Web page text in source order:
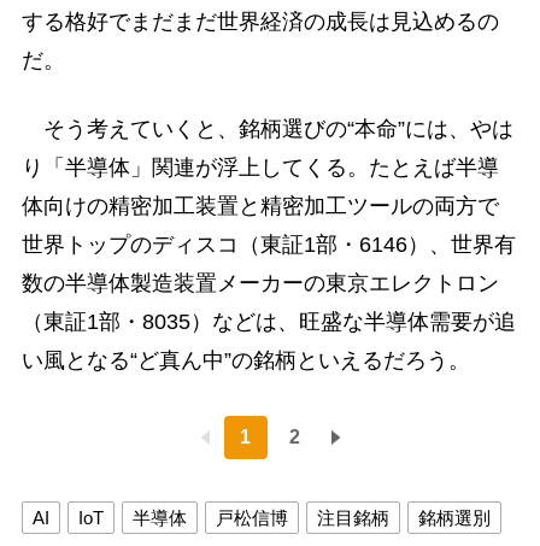
する格好でまだまだ世界経済の成長は見込めるの
だ。
そう考えていくと、銘柄選びの“本命”には、やは
り「半導体」関連が浮上してくる。たとえば半導
体向けの精密加工装置と精密加工ツールの両方で
世界トップのディスコ（東証1部・6146）、世界有
数の半導体製造装置メーカーの東京エレクトロン
（東証1部・8035）などは、旺盛な半導体需要が追
い風となる“ど真ん中”の銘柄といえるだろう。
1 2
AI IoT 半導体 戸松信博 注目銘柄 銘柄選別